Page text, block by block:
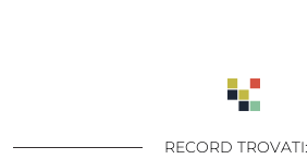
RECORD TROVATI: